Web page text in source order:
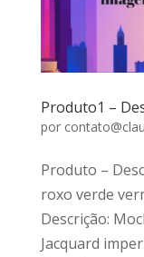
Produto1 –
por
Produto –
roxo verde
Descrição:
Jacquard